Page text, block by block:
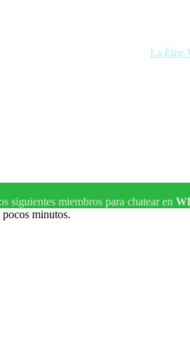
La Élite
siguientes miembros para chatear en
pocos minutos.